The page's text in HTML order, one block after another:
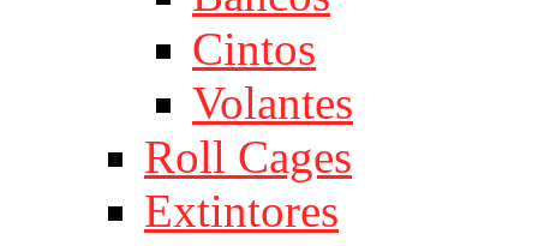
Cintos
Volantes
Roll Cages
Extintores